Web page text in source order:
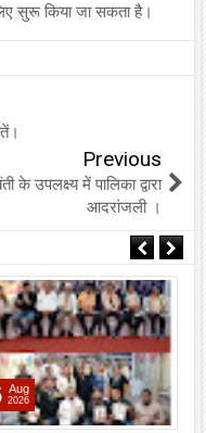
सुरू किया जा सकता है।
Previous
उपलक्ष्य में पालिका द्वारा
आदरांजली ।
Aug
2026